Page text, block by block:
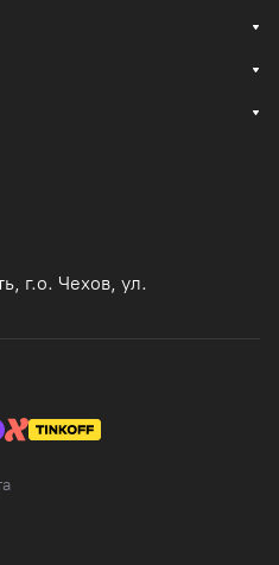
г.о. Чехов, ул.